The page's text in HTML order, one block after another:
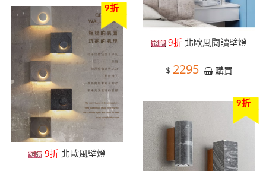
9折北歐風閱讀壁燈
$ 2295 購買
9折
9折 北歐風壁燈
9折